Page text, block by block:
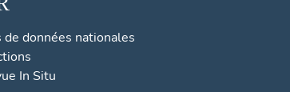
de données nationales
In Situ